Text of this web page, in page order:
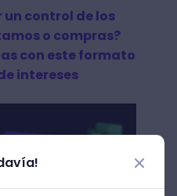
un control de los
o compras?
con este formato
intereses